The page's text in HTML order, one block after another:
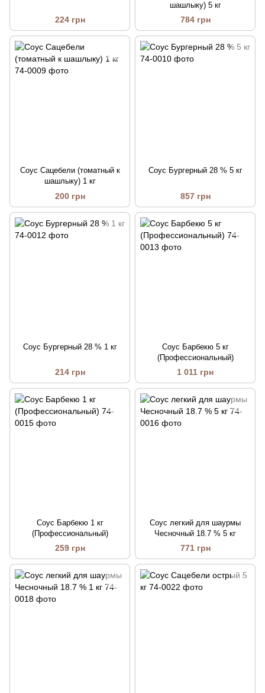
224 грн
шашлыку) 5 кг
784 грн
Cоус Сацебели (томатный к
шашлыку) 1 кг
200 грн
Соус Бургерный 28 % 5 кг
857 грн
Соус Бургерный 28 % 1 кг
214 грн
Соус Барбекю 5 кг
(Профессиональный)
1 011 грн
Соус Барбекю 1 кг
(Профессиональный)
259 грн
Соус легкий для шаурмы
Чесночный 18.7 % 5 кг
771 грн